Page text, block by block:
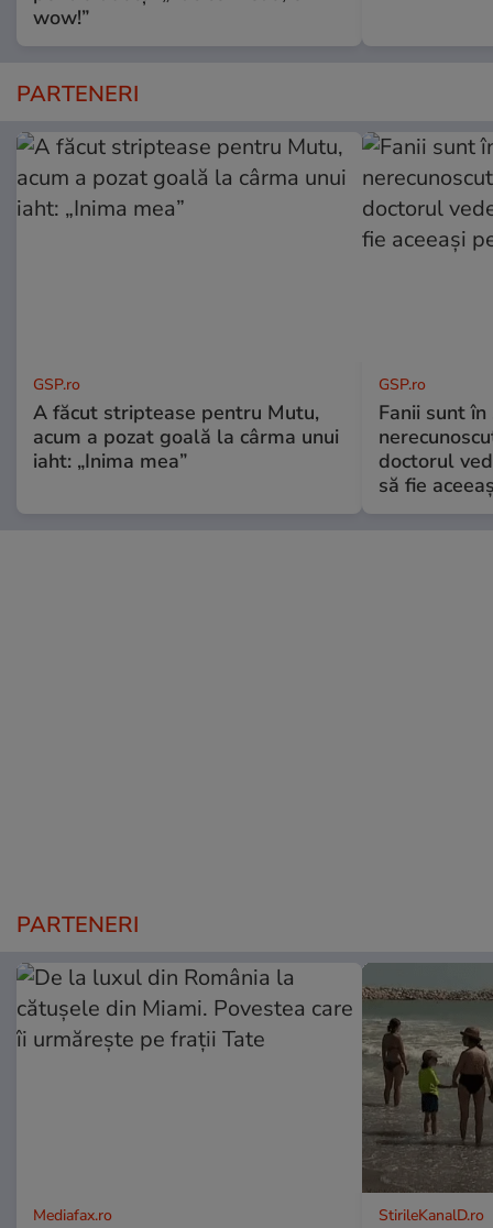
wow!”
PARTENERI
GSP.ro
A făcut striptease pentru Mutu,
acum a pozat goală la cârma unui
iaht: „Inima mea”
GSP.ro
Fanii sunt în
doctorul
să fie
PARTENERI
Mediafax.ro StirileKanalD.ro